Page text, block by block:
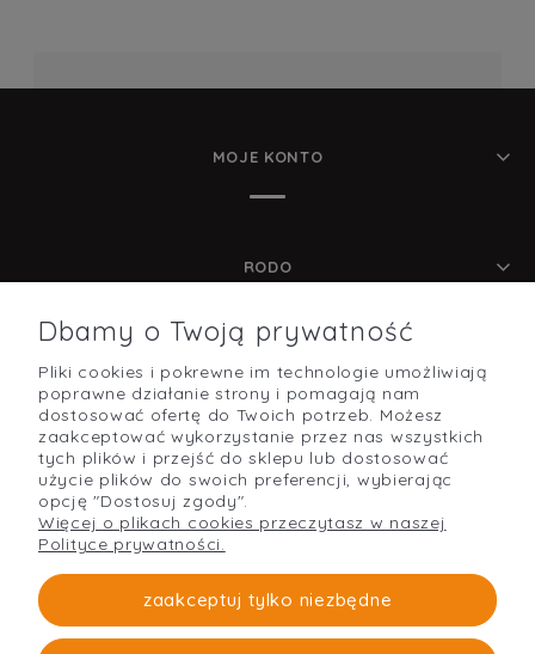
MOJE KONTO
RODO
POMOC
O NAS
PŁATNOŚCI I DOSTAWA
Dbamy o Twoją prywatność
Pliki cookies i pokrewne im technologie umożliwiają
poprawne działanie strony i pomagają nam
dostosować ofertę do Twoich potrzeb. Możesz
zaakceptować wykorzystanie przez nas wszystkich
tych plików i przejść do sklepu lub dostosować
użycie plików do swoich preferencji, wybierając
opcję "Dostosuj zgody".
Więcej o plikach cookies przeczytasz w naszej
Polityce prywatności.
zaakceptuj tylko niezbędne